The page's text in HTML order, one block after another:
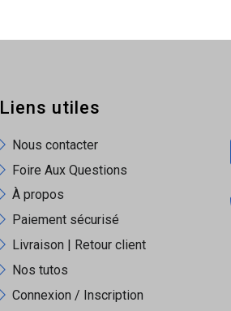
Liens utiles
Nous contacter
Foire Aux Questions
À propos
Paiement sécurisé
Livraison | Retour client
Nos tutos
Connexion / Inscription